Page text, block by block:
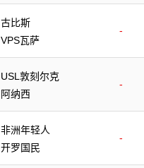
古比斯
-
VPS瓦萨
USL敦刻尔克
-
阿纳西
非洲年轻人
-
开罗国民